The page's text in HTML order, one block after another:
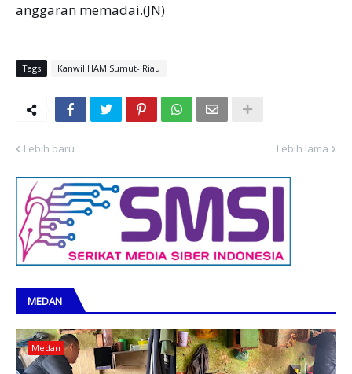
anggaran memadai.(JN)
Tags Kanwil HAM Sumut- Riau
Lebih baru Lebih lama
MEDAN
Medan